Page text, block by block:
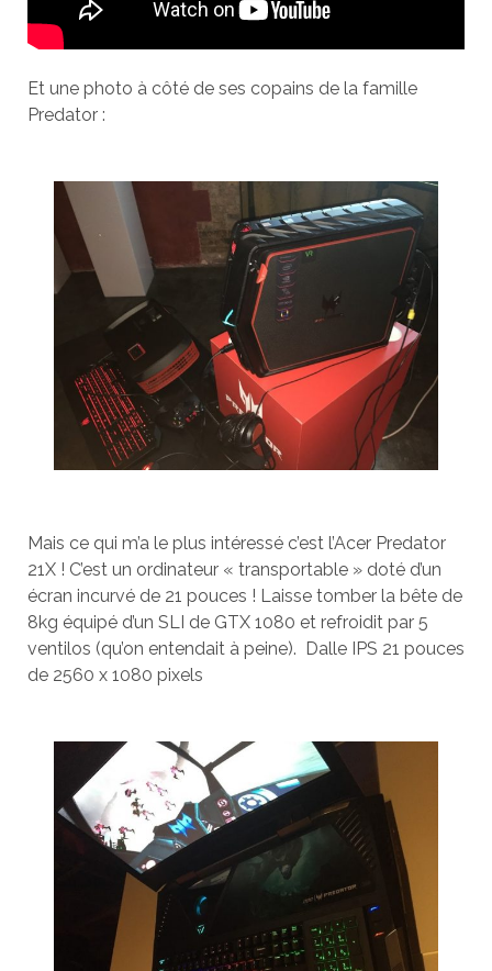
Et une photo à côté de ses copains de la famille
Predator :
Mais ce qui m’a le plus intéressé c’est l’Acer Predator
21X ! C’est un ordinateur « transportable » doté d’un
écran incurvé de 21 pouces ! Laisse tomber la bête de
8kg équipé d’un SLI de GTX 1080 et refroidit par 5
ventilos (qu’on entendait à peine). Dalle IPS 21 pouces
de 2560 x 1080 pixels